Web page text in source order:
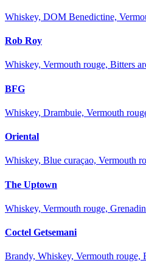
Whiskey, DOM Benedictine,
Rob Roy
Whiskey, Vermouth rouge, Bitters
BFG
Whiskey, Drambuie, Vermouth
Oriental
Whiskey, Blue curaçao, Vermouth
The Uptown
Whiskey, Vermouth rouge,
Coctel Getsemani
Brandy, Whiskey, Vermouth rouge,